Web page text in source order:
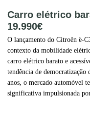
Carro elétrico
19.990€
O lançamento do Citroën ë-
contexto da mobilidade
carro elétrico barato e
tendência de
anos, o mercado automóvel
significativa impulsionada